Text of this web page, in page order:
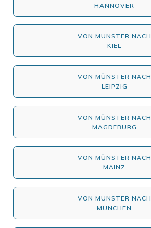
HANNOVER
VON MÜNSTER NACH
KIEL
VON MÜNSTER NACH
LEIPZIG
VON MÜNSTER NACH
MAGDEBURG
VON MÜNSTER NACH
MAINZ
VON MÜNSTER NACH
MÜNCHEN